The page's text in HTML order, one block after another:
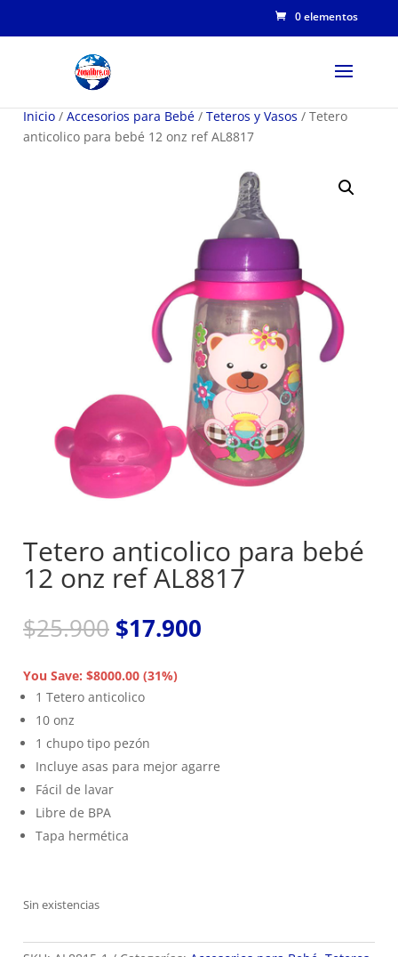
0 elementos
Inicio / Accesorios para Bebé / Teteros y Vasos / Tetero
anticolico para bebé 12 onz ref AL8817
Tetero anticolico para bebé
12 onz ref AL8817
$25.900 El
precio
original
era:
$25.900.
$17.900
You Save: $8000.00 (31%)
1 Tetero anticolico
10 onz
1 chupo tipo pezón
Incluye asas para mejor agarre
Fácil de lavar
Libre de BPA
Tapa hermética
Sin existencias